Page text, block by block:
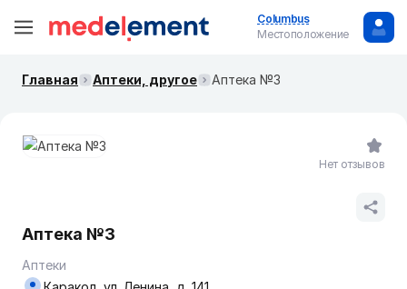
Columbus
Местоположение
Главная Аптеки, другое Аптека №3
Аптека №3
Аптеки
Нет отзывов